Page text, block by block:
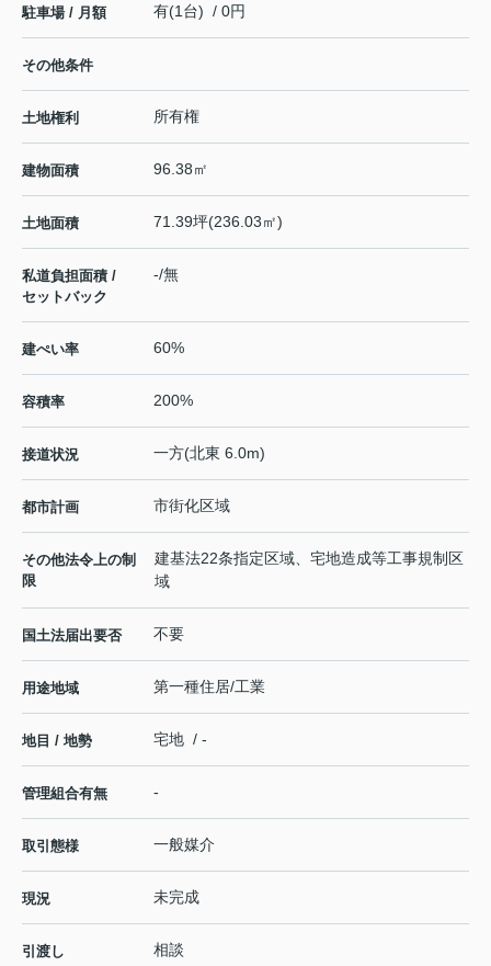
駐車場 / 月額 有(1台) / 0円
その他条件
土地権利 所有権
建物面積 96.38㎡
土地面積 71.39坪(236.03㎡)
私道負担面積 /
セットバック
-/無
建ぺい率 60%
容積率 200%
接道状況 一方(北東 6.0m)
都市計画 市街化区域
その他法令上の制
限
建基法22条指定区域、宅地造成等工事規制区
域
国土法届出要否 不要
用途地域 第一種住居/工業
地目 / 地勢 宅地 / -
管理組合有無 -
取引態様 一般媒介
現況 未完成
引渡し 相談